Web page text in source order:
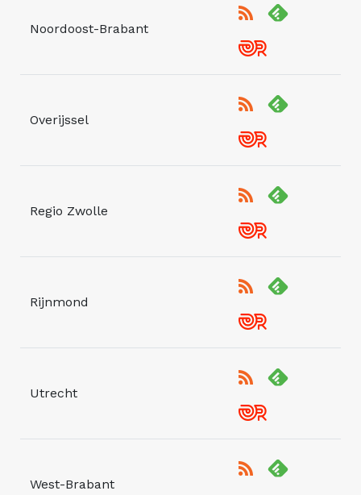
Noordoost-Brabant
Overijssel
Regio Zwolle
Rijnmond
Utrecht
West-Brabant